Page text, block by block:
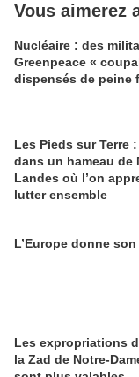
Vous aimerez
Nucléaire : des
Greenpeace «
dispensés de peine
Les Pieds sur Terre
dans un hameau de
Landes où l’on
lutter ensemble
L’Europe donne
Les expropriations
la Zad de Notre-